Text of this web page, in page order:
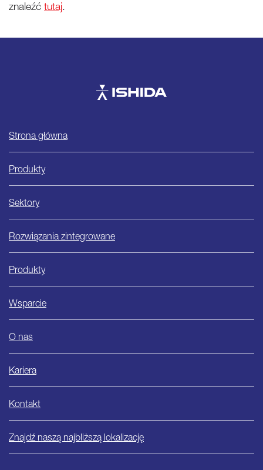
znaleźć tutaj.
Ishida
Strona główna
Produkty
Sektory
Rozwiązania zintegrowane
Produkty
Wsparcie
O nas
Kariera
Kontakt
Znajdź naszą najbliższą lokalizację